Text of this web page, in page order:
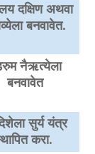
दक्षिण अथवा
बनवावेत.
नैऋत्येला
बनवावेत
सुर्य यंत्र
करा.